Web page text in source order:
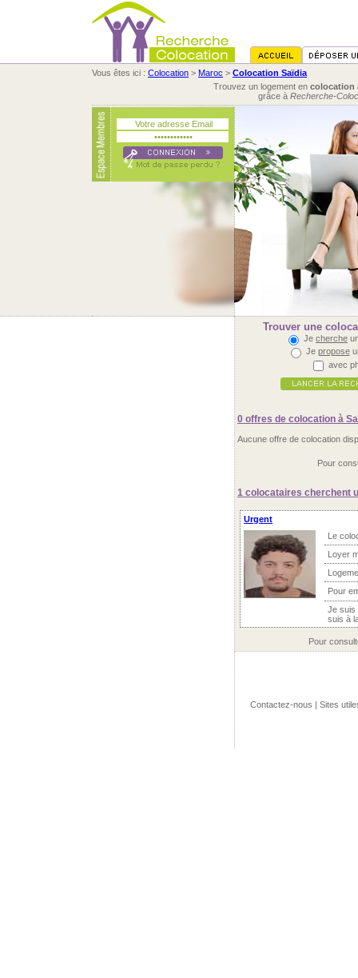
Vous êtes ici : Colocation > Maroc > Colocation Saïdia
Trouvez un logement en colocation
grâce à Recherche-
Trouver une
Je cherche
Je propose
avec
0 offres de colocation à
Aucune offre de colocation
Pour
1 colocataires cherchent
Urgent
Le
Loyer
Pour
Je suis
suis à
Pour
Contactez-nous | Sites